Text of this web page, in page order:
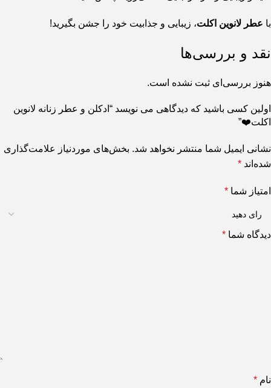
با عطر لانوین اکلت، زیبایی و جذابیت خود را جشن بگیرید!
نقد و بررسی‌ها
هنوز بررسی‌ای ثبت نشده است.
اولین کسی باشید که دیدگاهی می نویسد “ادکلن و عطر زنانه لانوین
اکلت❤️”
نشانی ایمیل شما منتشر نخواهد شد. بخش‌های موردنیاز علامت‌گذاری
شده‌اند *
امتیاز شما *
دیدگاه شما *
نام *